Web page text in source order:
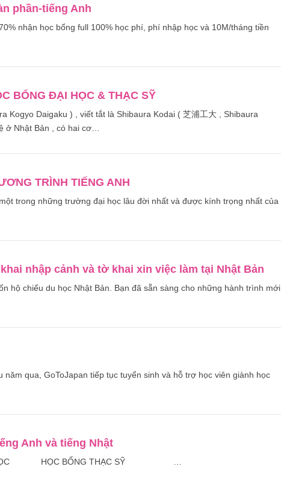
phần-tiếng Anh
nhận học bổng full 100% học phí, phí nhập học và 10M/tháng tiền
BỔNG ĐẠI HỌC & THẠC SỸ
Kogyo Daigaku ) , viết tắt là Shibaura Kodai ( 芝浦工大 , Shibaura
ở Nhật Bản , có hai cơ…
TRÌNH TIẾNG ANH
trong những trường đại học lâu đời nhất và được kính trọng nhất của
nhập cảnh và tờ khai xin việc làm tại Nhật Bản
hộ chiếu du học Nhật Bản. Bạn đã sẵn sàng cho những hành trình mới
qua, GoToJapan tiếp tục tuyển sinh và hỗ trợ học viên giành học
Anh và tiếng Nhật
ĐẠI HỌC HỌC BỔNG THẠC SỸ …